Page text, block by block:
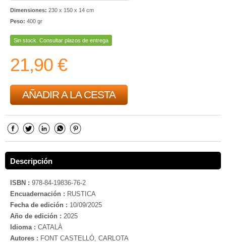
Dimensiones: 230 x 150 x 14 cm
Peso: 400 gr
Sin stock. Consultar plazos de entrega
21,90 €
AÑADIR A LA CESTA
Descripción
ISBN : 978-84-19836-76-2
Encuadernación : RUSTICA
Fecha de edición : 10/09/2025
Año de edición : 2025
Idioma : CATALÀ
Autores : FONT CASTELLÓ, CARLOTA